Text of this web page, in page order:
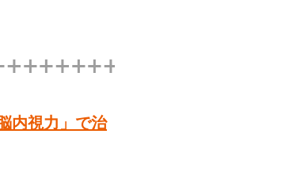
内視力」で治